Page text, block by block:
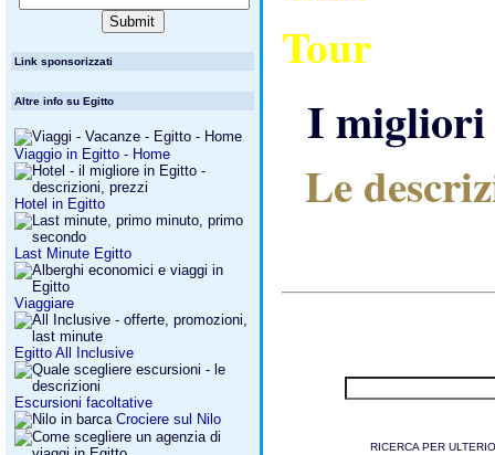
Link sponsorizzati
Altre info su Egitto
Viaggio in Egitto - Home
Hotel in Egitto
Last Minute Egitto
Viaggiare
Egitto All Inclusive
Escursioni facoltative
Crociere sul Nilo
I migliori
Le
RICERCA PER